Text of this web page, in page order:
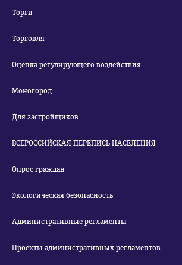
Торги
Торговля
Оценка регулирующего воздействия
Моногород
Для застройщиков
ВСЕРОССИЙСКАЯ ПЕРЕПИСЬ НАСЕЛЕНИЯ
Опрос граждан
Экологическая безопасность
Административные регламенты
Проекты административных регламентов